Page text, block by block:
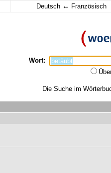
Deutsch ↔ Französisch
Wort:
Die Suche im